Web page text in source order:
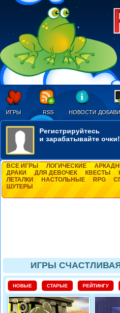
ИГРЫ RSS НОВОСТИ
Регистрируйтесь
и зарабатывайте очки!
ВСЕ ИГРЫ ЛОГИЧЕСКИЕ
ДРАКИ
ДЛЯ ДЕВОЧЕК КВЕСТЫ
ЛЕТАЛКИ
НАСТОЛЬНЫЕ RPG
ШУТЕРЫ
ИГРЫ
НОВЫЕ СТАРЫЕ РЕЙТИНГУ